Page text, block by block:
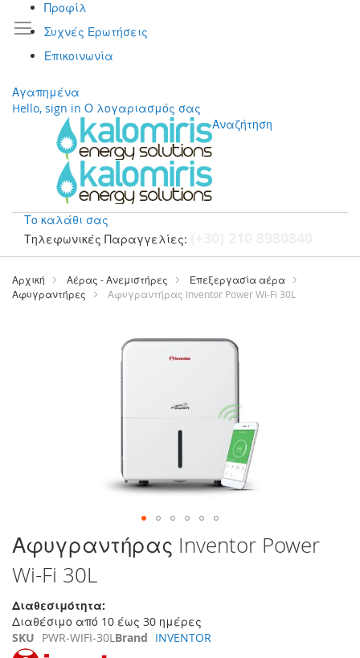
Προφίλ
Συχνές Ερωτήσεις
Επικοινωνία
Αγαπημένα
Hello, sign in Ο λογαριασμός σας
Αναζήτηση
Το καλάθι σας
Τηλεφωνικές Παραγγελίες:
Μετάβαση
περιεχόμενο
Αρχική Αέρας - Ανεμιστήρες
Επεξεργασία αέρα
Αφυγραντήρες
Αφυγραντήρας Inventor Power Wi-Fi 30L
Μετάβαση
στην
αρχή
της
συλλογής
εικόνων
Αφυγραντήρας Inventor Power
Wi-Fi 30L
Διαθεσιμότητα:
Διαθέσιμο από 10 έως 30 ημέρες
SKU PWR-WIFI-30L Brand INVENTOR